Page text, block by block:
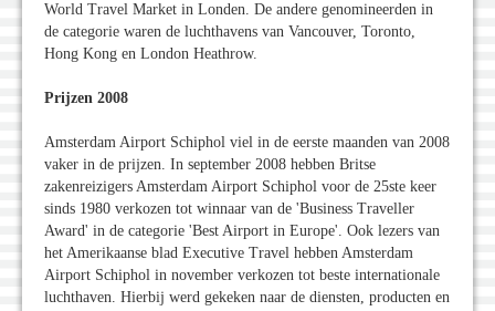
World Travel Market in Londen. De andere genomineerden in
de categorie waren de luchthavens van Vancouver, Toronto,
Hong Kong en London Heathrow.
Prijzen 2008
Amsterdam Airport Schiphol viel in de eerste maanden van 2008
vaker in de prijzen. In september 2008 hebben Britse
zakenreizigers Amsterdam Airport Schiphol voor de 25ste keer
sinds 1980 verkozen tot winnaar van de 'Business Traveller
Award' in de categorie 'Best Airport in Europe'. Ook lezers van
het Amerikaanse blad Executive Travel hebben Amsterdam
Airport Schiphol in november verkozen tot beste internationale
luchthaven. Hierbij werd gekeken naar de diensten, producten en